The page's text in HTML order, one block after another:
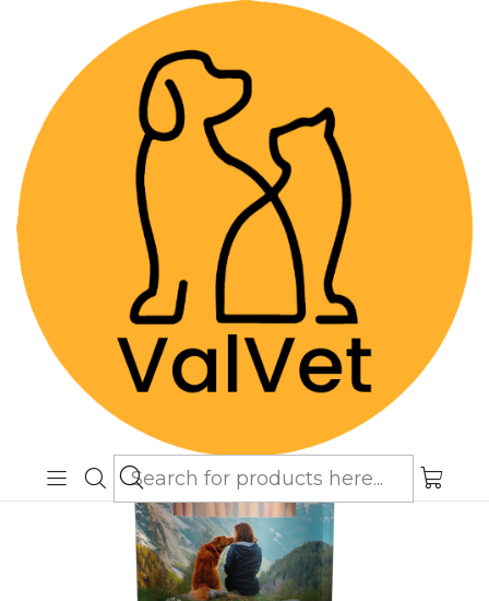
Despacho GRATIS por compras sobre
$89.990(Válido desde Coquimbo hasta Los
Lagos)
Home Alimentos y Snacks
Snacks
Bully Sticks - Snack Natural